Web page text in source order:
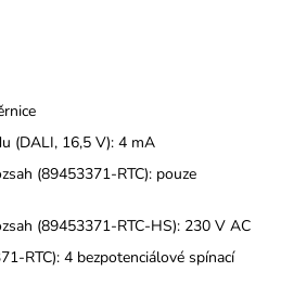
(DALI, 16,5 V): 4 mA
(89453371-RTC): pouze
(89453371-RTC-HS): 230 V AC
RTC): 4 bezpotenciálové spínací